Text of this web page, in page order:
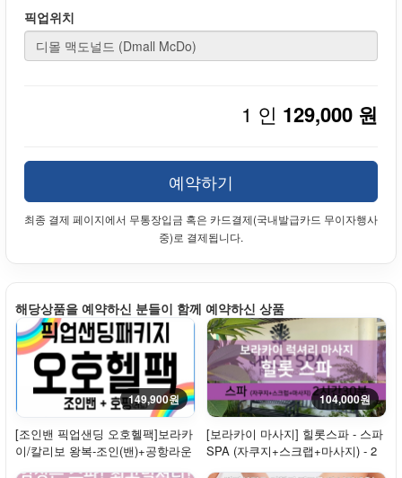
픽업위치
1 인 129,000 원
예약하기
최종 결제 페이지에서 무통장입금 혹은 카드결제(국내발급카드 무이자행사
중)로 결제됩니다.
해당상품을 예약하신 분들이 함께 예약하신 상품
149,900원
[조인밴 픽업샌딩 오호헬팩]보라카
이/칼리보 왕복-조인(밴)+공항라운
지+오일마...
104,000원
[보라카이 마사지] 힐롯스파 - 스파
SPA (자쿠지+스크랩+마사지) - 2
시간 30분